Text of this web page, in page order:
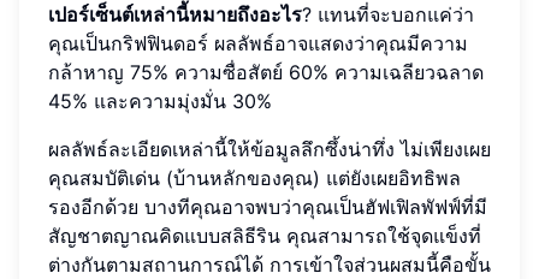
เปอร์เซ็นต์เหล่านี้หมายถึงอะไร? แทนที่จะบอกแค่ว่า
คุณเป็นกริฟฟินดอร์ ผลลัพธ์อาจแสดงว่าคุณมีความ
กล้าหาญ 75% ความซื่อสัตย์ 60% ความเฉลียวฉลาด
45% และความมุ่งมั่น 30%
ผลลัพธ์ละเอียดเหล่านี้ให้ข้อมูลลึกซึ้งน่าทึ่ง ไม่เพียงเผย
คุณสมบัติเด่น (บ้านหลักของคุณ) แต่ยังเผยอิทธิพล
รองอีกด้วย บางทีคุณอาจพบว่าคุณเป็นฮัฟเฟิลพัฟฟ์ที่มี
สัญชาตญาณคิดแบบสลิธีริน คุณสามารถใช้จุดแข็งที่
ต่างกันตามสถานการณ์ได้ การเข้าใจส่วนผสมนี้คือขั้น